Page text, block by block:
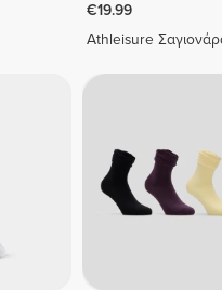
€19.99
Athleisure